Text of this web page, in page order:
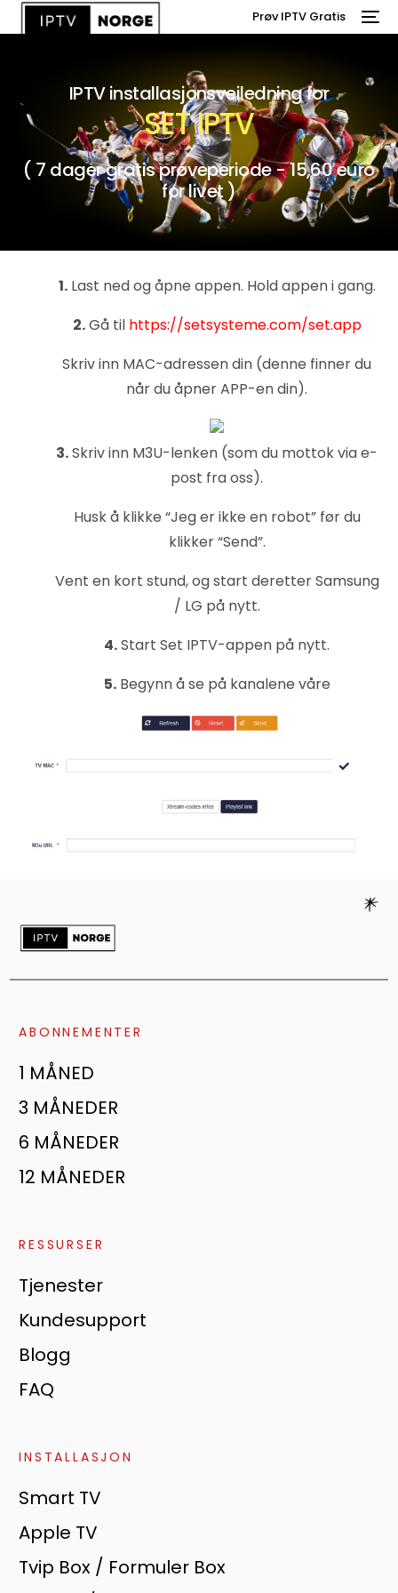
Prøv IPTV Gratis
IPTV installasjonsveiledning for
SET IPTV
( 7 dager gratis prøveperiode - 15,60 euro
for livet )
1.Last ned og åpne appen. Hold appen i gang.
2.Gå til https://setsysteme.com/set.app
Skriv inn MAC-adressen din (denne finner du
når du åpner APP-en din).
3.Skriv inn M3U-lenken (som du mottok via e-
post fra oss).
Husk å klikke “Jeg er ikke en robot” før du
klikker “Send”.
Vent en kort stund, og start deretter Samsung
/ LG på nytt.
4.Start Set IPTV-appen på nytt.
5.Begynn å se på kanalene våre
ABONNEMENTER
1 MÅNED
3 MÅNEDER
6 MÅNEDER
12 MÅNEDER
RESSURSER
Tjenester
Kundesupport
Blogg
FAQ
INSTALLASJON
Smart TV
Apple TV
Tvip Box / Formuler Box